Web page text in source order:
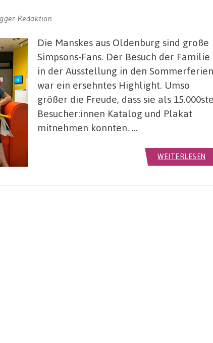
Redaktion
Die Manskes aus Oldenburg sind große
Simpsons-Fans. Der Besuch der Familie
in der Ausstellung in den Sommerferien
war ein ersehntes Highlight. Umso
größer die Freude, dass sie als 15.000ste
Besucher:innen Katalog und Plakat
mitnehmen konnten. …
WEITERLESEN